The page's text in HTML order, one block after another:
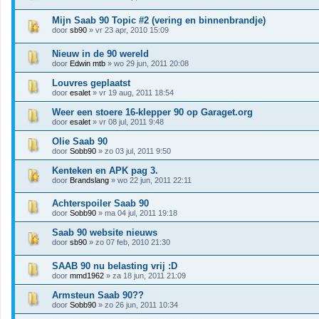
Mijn Saab 90 Topic #2 (vering en binnenbrandje)
door sb90 » vr 23 apr, 2010 15:09
Nieuw in de 90 wereld
door Edwin mtb » wo 29 jun, 2011 20:08
Louvres geplaatst
door esalet » vr 19 aug, 2011 18:54
Weer een stoere 16-klepper 90 op Garaget.org
door esalet » vr 08 jul, 2011 9:48
Olie Saab 90
door Sobb90 » zo 03 jul, 2011 9:50
Kenteken en APK pag 3.
door Brandslang » wo 22 jun, 2011 22:11
Achterspoiler Saab 90
door Sobb90 » ma 04 jul, 2011 19:18
Saab 90 website nieuws
door sb90 » zo 07 feb, 2010 21:30
SAAB 90 nu belasting vrij :D
door mmd1962 » za 18 jun, 2011 21:09
Armsteun Saab 90??
door Sobb90 » zo 26 jun, 2011 10:34